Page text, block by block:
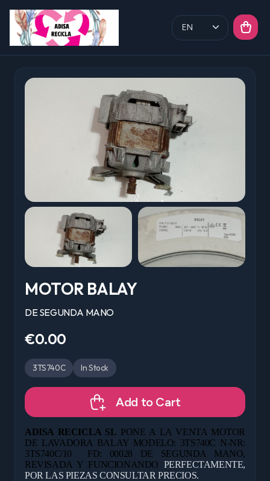
MOTOR BALAY
DE SEGUNDA MANO
€0.00
3TS740C In Stock
Add to Cart
ADISA RECICLA SL PONE A LA VENTA MOTOR
DE LAVADORA BALAY MODELO: 3TS740C N-NR:
3TS740C/10
FD: 00028 DE SEGUNDA MANO,
REVISADA Y FUNCIONANDO PERFECTAMENTE,
POR LAS PIEZAS CONSULTAR PRECIOS.